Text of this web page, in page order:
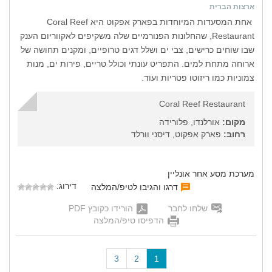
ארצות הברית
אחת המסעדות המיוחדות בפארק אפקוט היא Coral Reef
Restaurant, שהחלונות הפנורמיים שלה משקיפים לאקווריום הענק
שבו שוחים כרישים, צבי ים ושלל דגים טרופיים, ומקנים תחושה של
ארוחה מתחת למים. התפריט עונתי וכולל טריים, פירות ים, מנות
צמוניות כמו ריזוטו פטריות ועוד.
Coral Reef Restaurant
מקום: אורלנדו, פלורידה
רחוב: פארק אפקוט, דיסני וורלד
מערכת מסע אחר אונליין
דרגו והגיבו לטיפ/המלצה
דירוג:
שלחו לחבר
הורידו כקובץ PDF
הדפיסו טיפ/המלצה
1
2
3